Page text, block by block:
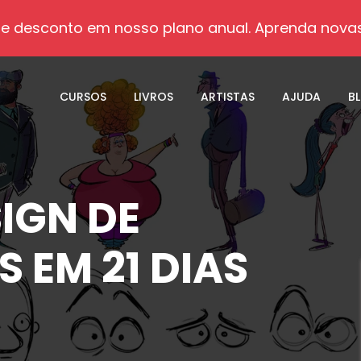
desconto em nosso plano anual. Aprenda
CURSOS LIVROS ARTISTAS AJUDA
DE
EM 21 DIAS